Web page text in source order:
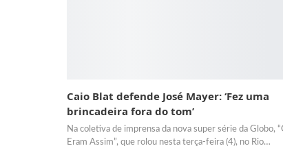
Caio Blat defende José Mayer: ‘Fez uma
brincadeira fora do tom’
Na coletiva de imprensa da nova super série da Globo,
Eram Assim”, que rolou nesta terça-feira (4), no Rio…